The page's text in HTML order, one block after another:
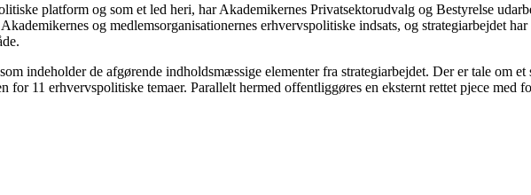
platform og som et led heri, har Akademikernes Privatsektorudvalg og Bestyrelse
og medlemsorganisationernes erhvervspolitiske indsats, og strategiarbejdet
indeholder de afgørende indholdsmæssige elementer fra strategiarbejdet. Der er tale om
11 erhvervspolitiske temaer. Parallelt hermed offentliggøres en eksternt rettet pjece med